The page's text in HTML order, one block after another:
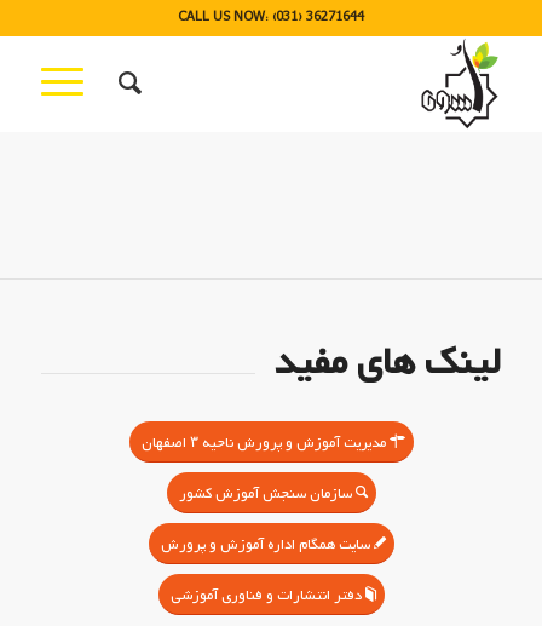
CALL US NOW: (031) 36271644
لینک های مفید
مدیریت آموزش و پرورش ناحیه ۳ اصفهان
سازمان سنجش آموزش کشور
سایت همگام اداره آموزش و پرورش
دفتر انتشارات و فناوری آموزشی